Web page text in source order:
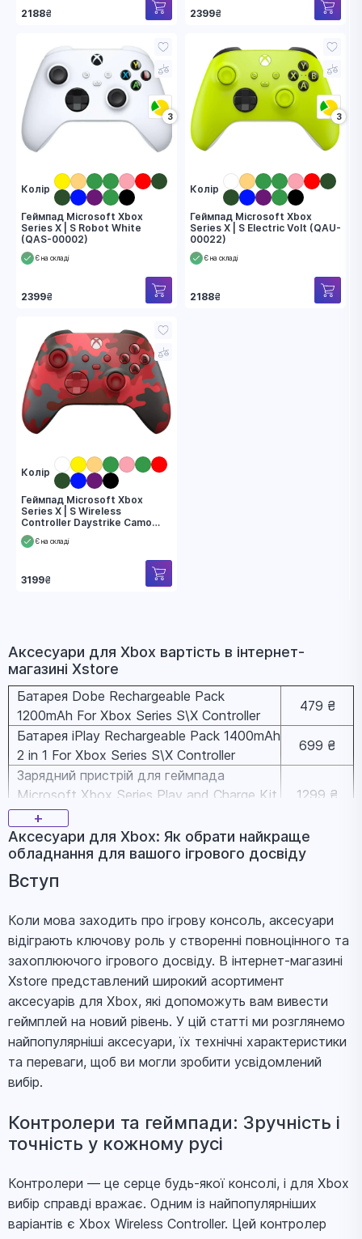
2188₴ 2399₴
3
Колір
Геймпад Microsoft Xbox
Series X | S Robot White
(QAS-00002)
Є на складі
2399₴
3
Колір
Геймпад Microsoft Xbox
Series X | S Electric Volt (QAU-
00022)
Є на складі
2188₴
Колір
Геймпад Microsoft Xbox
Series X | S Wireless
Controller Daystrike Camo
(QUA-00017)
Є на складі
3199₴
Аксесуари для Xbox вapтіcть в інтернет-
магазині Xstore
Батарея Dobe Rechargeable Pack
1200mAh For Xbox Series S\X Controller
479 ₴
Батарея iPlay Rechargeable Pack 1400mAh
2 in 1 For Xbox Series S\X Controller
699 ₴
Зарядний пристрій для геймпада
Microsoft Xbox Series Play and Charge Kit
(SXW-00002)
1299 ₴
Захисний кейс для окулярів віртуальної
реальності Meta Quest 3
1999 ₴
Геймпад Microsoft Xbox Series X | S
Electric Volt (QAU-00022)
Геймпад Microsoft Xbox Series X | S
Velocity Green (QAU-00091)
2399 ₴
Геймпад Microsoft Xbox Series X | S Deep
Pink (QAU-00082)
2499 ₴
Гарнітура Microsoft Xbox Series Stereo
Headset (8LI-00002)
2699 ₴
Геймпад Microsoft Xbox Elite Wireless
Controller Series Black 2
5639 ₴
+
Аксесуари для Xbox: Як обрати найкраще
обладнання для вашого ігрового досвіду
Вступ
Коли мова заходить про ігрову консоль, аксесуари
відіграють ключову роль у створенні повноцінного та
захоплюючого ігрового досвіду. В інтернет-магазині
Xstore представлений широкий асортимент
аксесуарів для Xbox, які допоможуть вам вивести
геймплей на новий рівень. У цій статті ми розглянемо
найпопулярніші аксесуари, їх технічні характеристики
та переваги, щоб ви могли зробити усвідомлений
вибір.
Контролери та геймпади: Зручність і
точність у кожному русі
Контролери — це серце будь-якої консолі, і для Xbox
вибір справді вражає. Одним із найпопулярніших
варіантів є Xbox Wireless Controller. Цей контролер